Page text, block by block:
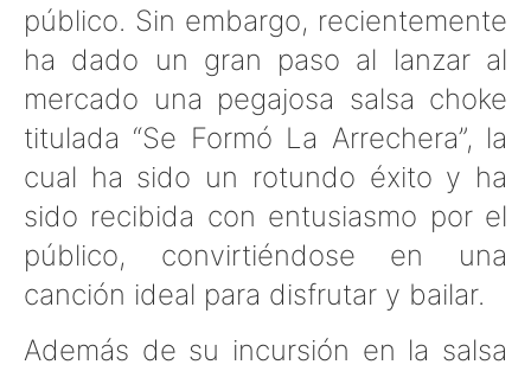
público. Sin embargo, recientemente
ha dado un gran paso al lanzar al
mercado una pegajosa salsa choke
titulada “Se Formó La Arrechera”, la
cual ha sido un rotundo éxito y ha
sido recibida con entusiasmo por el
público, convirtiéndose en una
canción ideal para disfrutar y bailar.
Además de su incursión en la salsa